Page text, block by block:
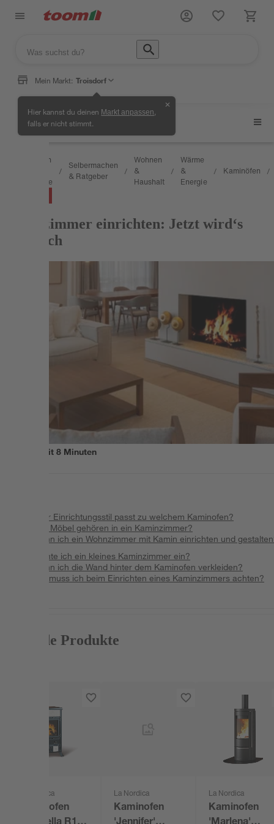
Mein Markt: Troisdorf
Hier kannst du deinen Markt anpassen
falls er nicht stimmt.
✕
Kaminöfen
Wissen
Service
/
Selbermachen
& Ratgeber
/
Wohnen
&
Haushalt
/
Wärme
&
Energie
/ Kaminöfen /
Kaminzimmer einrichten: Jetzt wird‘s
gemütlich
Lesezeit8 Minuten
Welcher Einrichtungsstil passt zu welchem Kaminofen?
Welche Möbel gehören in ein Kaminzimmer?
Wie kann ich ein Wohnzimmer mit Kamin einrichten und
Wie richte ich ein kleines Kaminzimmer ein?
Wie kann ich die Wand hinter dem Kaminofen verkleiden?
Worauf muss ich beim Einrichten eines Kaminzimmers achten?
Passende Produkte
La Nordica
Kaminofen
La Nordica
Kaminofen
La Nordica
Kaminofen